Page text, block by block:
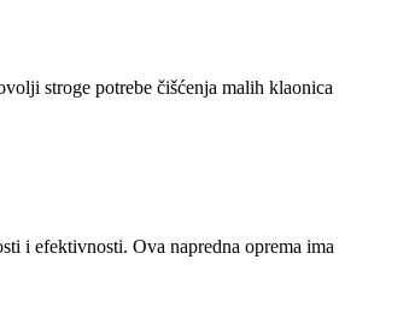
stroge potrebe čišćenja malih klaonica
i efektivnosti. Ova napredna oprema ima